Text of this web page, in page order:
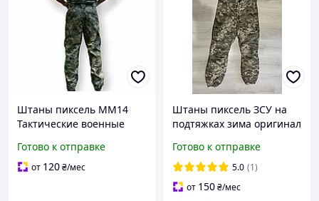
Штаны пиксель ММ14
Тактические военные
54,56-58
Готово к отправке
от 120₴/мес
Штаны пиксель ЗСУ на
подтяжках зима оригинал
пиксель ШВВЗ
Готово к отправке
5.0 (1)
от 150₴/мес